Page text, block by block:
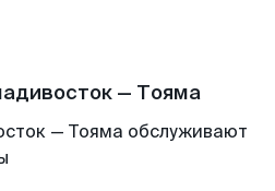
— Тояма
— Тояма обслуживают